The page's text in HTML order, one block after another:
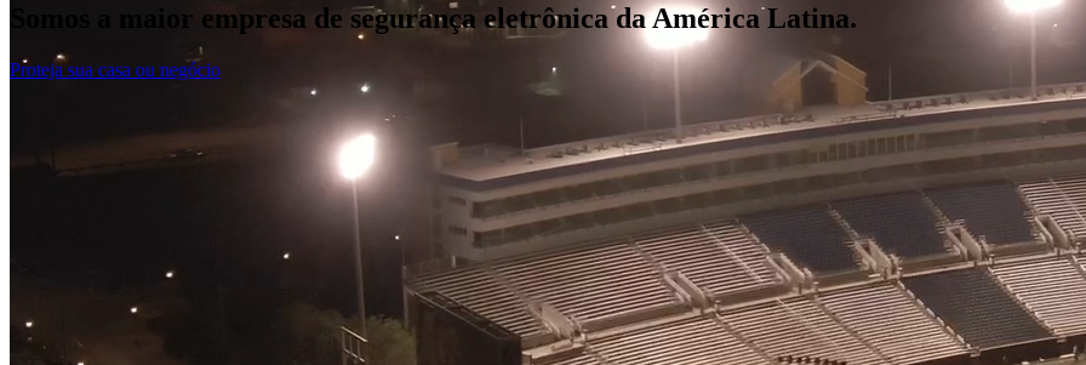
Somos a maior empresa de segurança eletrônica da América Latina.
Proteja sua casa ou negócio
Diversas unidades especializadas, todas conectadas em um só grupo.
Da segurança eletrônica para residências e comércios aos grandes projetos para proteger cidades, indústrias, condomínios e operações